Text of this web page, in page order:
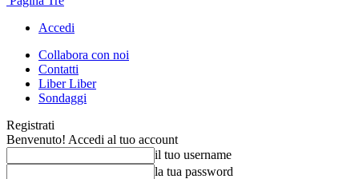
Accedi
Collabora con noi
Contatti
Liber Liber
Sondaggi
Registrati
Benvenuto! Accedi al tuo account
il tuo username
la tua password